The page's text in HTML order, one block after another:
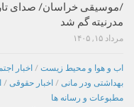
/موسیقی خراسان/ صدای
مدرنیته گم شد
مرداد ۱۵, ۱۴۰۵
اب و هوا و محیط زیست / اخبار
بهداشتی ودر مانی / اخبار حقوقی /
مطبوعات و رسانه ها